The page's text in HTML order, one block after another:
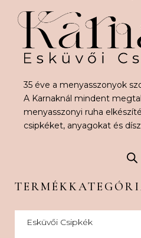
35 éve a menyasszonyok
A Karnaknál mindent
menyasszonyi ruha
csipkéket, anyagokat és
Esküvői Csipkék